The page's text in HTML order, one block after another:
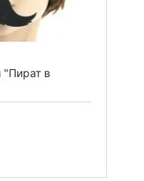
в